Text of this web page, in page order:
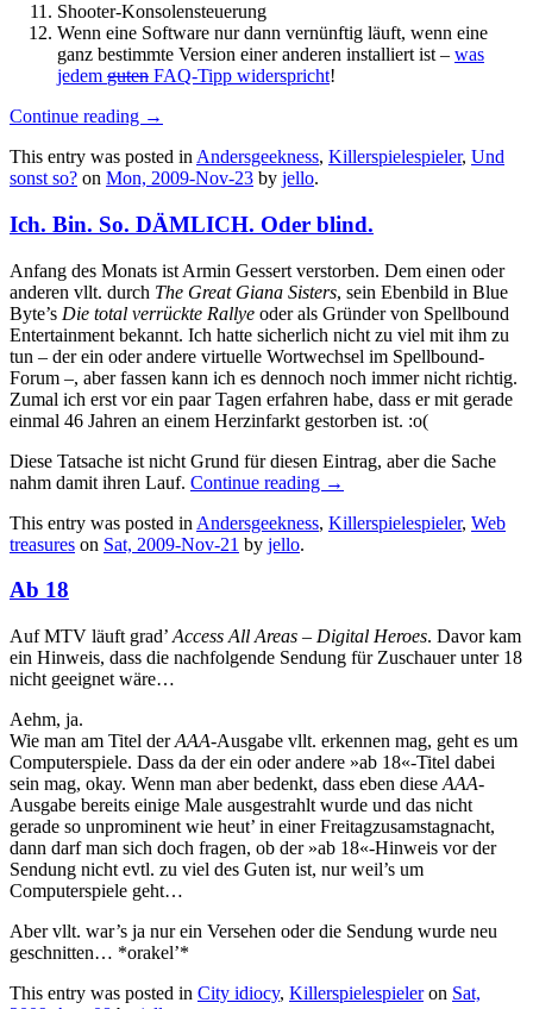
Shooter-Konsolensteuerung
Wenn eine Software nur dann vernünftig läuft, wenn eine
ganz bestimmte Version einer anderen installiert ist – was
jedem guten FAQ-Tipp widerspricht!
Continue reading →
This entry was posted in Andersgeekness, Killerspielespieler, Und
sonst so? on Mon, 2009-Nov-23 by jello.
Ich. Bin. So. DÄMLICH. Oder blind.
Anfang des Monats ist Armin Gessert verstorben. Dem einen oder
anderen vllt. durch The Great Giana Sisters, sein Ebenbild in Blue
Byte’s Die total verrückte Rallye oder als Gründer von Spellbound
Entertainment bekannt. Ich hatte sicherlich nicht zu viel mit ihm zu
tun – der ein oder andere virtuelle Wortwechsel im Spellbound-
Forum –, aber fassen kann ich es dennoch noch immer nicht richtig.
Zumal ich erst vor ein paar Tagen erfahren habe, dass er mit gerade
einmal 46 Jahren an einem Herzinfarkt gestorben ist. :o(
Diese Tatsache ist nicht Grund für diesen Eintrag, aber die Sache
nahm damit ihren Lauf. Continue reading →
This entry was posted in Andersgeekness, Killerspielespieler, Web
treasures on Sat, 2009-Nov-21 by jello.
Ab 18
Auf MTV läuft grad’ Access All Areas – Digital Heroes. Davor kam
ein Hinweis, dass die nachfolgende Sendung für Zuschauer unter 18
nicht geeignet wäre…
Aehm, ja.
Wie man am Titel derAAA-Ausgabe vllt. erkennen mag, geht es um
Computerspiele. Dass da der ein oder andere »ab 18«-Titel dabei
sein mag, okay. Wenn man aber bedenkt, dass eben diese AAA-
Ausgabe bereits einige Male ausgestrahlt wurde und das nicht
gerade so unprominent wie heut’ in einer Freitagzusamstagnacht,
dann darf man sich doch fragen, ob der »ab 18«-Hinweis vor der
Sendung nicht evtl. zu viel des Guten ist, nur weil’s um
Computerspiele geht…
Aber vllt. war’s ja nur ein Versehen oder die Sendung wurde neu
geschnitten… *orakel’*
This entry was posted in City idiocy, Killerspielespieleron Sat,